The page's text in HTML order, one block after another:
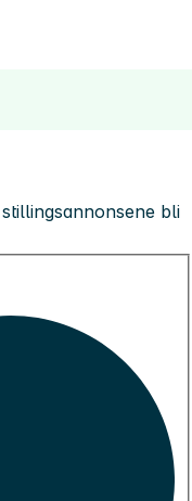
bli